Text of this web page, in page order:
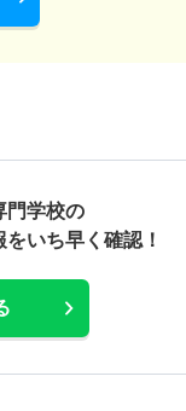
門学校の
いち早く確認！